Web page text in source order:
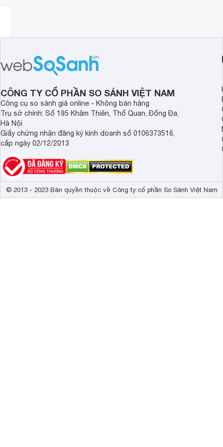
CÔNG TY CỔ PHẦN SO SÁNH VIỆT NAM
Công cụ so sánh giá online - Không bán hàng
Trụ sở chính: Số 195 Khâm Thiên, Thổ Quan, Đống Đa,
Hà Nội
Giấy chứng nhận đăng ký kinh doanh số 0106373516,
cấp ngày 02/12/2013
© 2013 - 2023 Bản quyền thuộc về Công ty cổ phần So Sánh Việt Nam